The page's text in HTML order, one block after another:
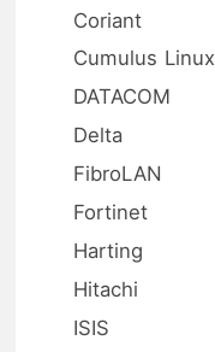
Coriant
Cumulus Linux
DATACOM
Delta
FibroLAN
Fortinet
Harting
Hitachi
ISIS